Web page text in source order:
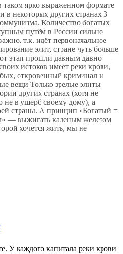
таком ярко выраженном формате
в некоторых других странах 3
Количество богатых
путём в России сильно
т.к. идёт первоначальное
элит, стране чуть больше
этап прошли давным давно —
истоков имеет реки крови,
откровенный криминал и
вещи Только зрелые элиты
других странах (хотя не
не в ущерб своему дому), а
страны. А принцип «Богатый =
— выжигать каленым железом
хочется жить, мы не
У каждого капитала реки крови